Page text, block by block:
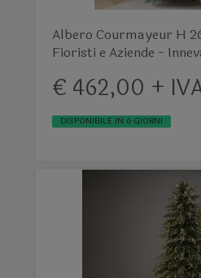
Albero Courmayeur H
Fioristi e Aziende -
€ 462,00 +
DISPONIBILE IN 6 GIORNI